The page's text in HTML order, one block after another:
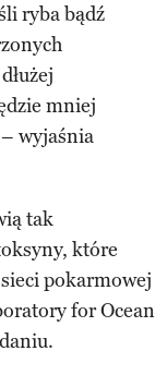
ryba bądź
mniej
– wyjaśnia
tak
które
pokarmowej
for Ocean